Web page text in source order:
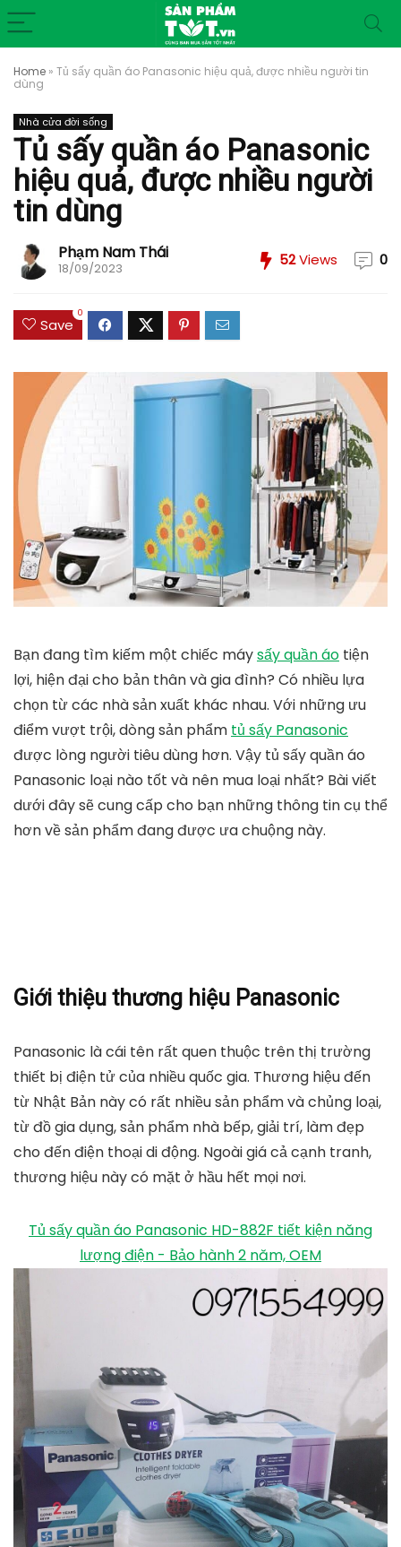
Home » Tủ sấy quần áo Panasonic hiệu quả, được nhiều người tin
dùng
Nhà cửa đời sống
Tủ sấy quần áo Panasonic
hiệu quả, được nhiều người
tin dùng
Phạm Nam Thái
18/09/2023 52Views 0
Save
0
Bạn đang tìm kiếm một chiếc máysấy quần áo tiện
lợi, hiện đại cho bản thân và gia đình? Có nhiều lựa
chọn từ các nhà sản xuất khác nhau. Với những ưu
điểm vượt trội, dòng sản phẩm tủ sấy Panasonic
được lòng người tiêu dùng hơn. Vậy tủ sấy quần áo
Panasonic loại nào tốt và nên mua loại nhất? Bài viết
dưới đây sẽ cung cấp cho bạn những thông tin cụ thể
hơn về sản phẩm đang được ưa chuộng này.
Giới thiệu thương hiệu Panasonic
Panasonic là cái tên rất quen thuộc trên thị trường
thiết bị điện tử của nhiều quốc gia. Thương hiệu đến
từ Nhật Bản này có rất nhiều sản phẩm và chủng loại,
từ đồ gia dụng, sản phẩm nhà bếp, giải trí, làm đẹp
cho đến điện thoại di động. Ngoài giá cả cạnh tranh,
thương hiệu này có mặt ở hầu hết mọi nơi.
Tủ sấy quần áo Panasonic HD-882F tiết kiện năng
lượng điện - Bảo hành 2 năm, OEM